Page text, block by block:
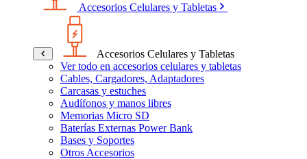
Accesorios Celulares y Tabletas
Accesorios Celulares y Tabletas
Ver todo en accesorios celulares y tabletas
Cables, Cargadores, Adaptadores
Carcasas y estuches
Audífonos y manos libres
Memorias Micro SD
Baterías Externas Power Bank
Bases y Soportes
Otros Accesorios